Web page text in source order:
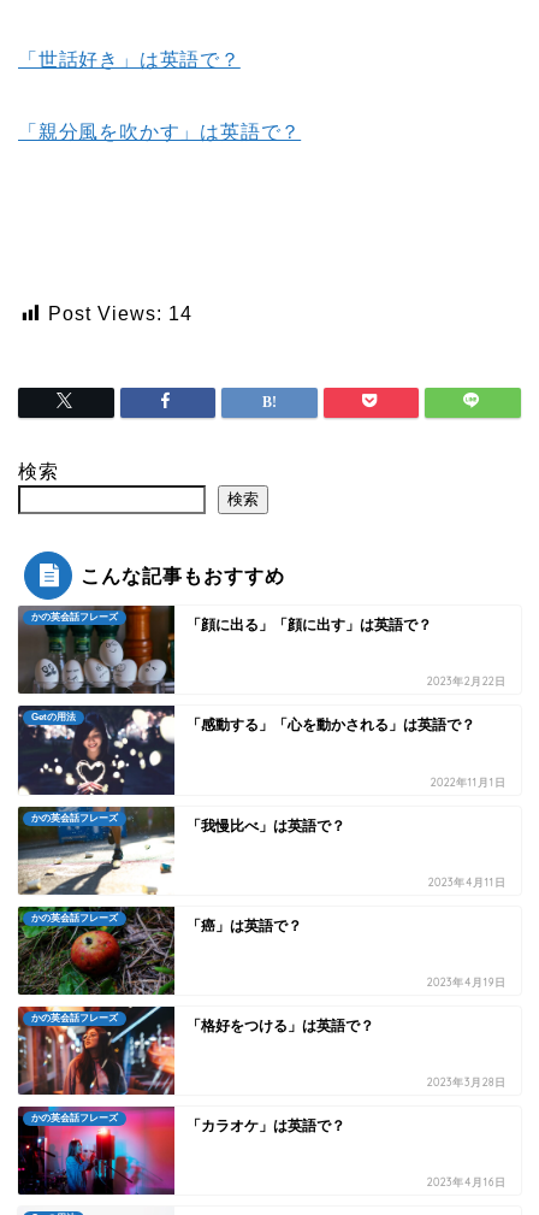
「世話好き」は英語で？
「親分風を吹かす」は英語で？
Post Views: 14
検索
検索
こんな記事もおすすめ
かの英会話フレーズ 「顔に出る」「顔に出す」は英語で？
2023年2月22日
Getの用法 「感動する」「心を動かされる」は英語で？
2022年11月1日
かの英会話フレーズ 「我慢比べ」は英語で？
2023年4月11日
かの英会話フレーズ 「癌」は英語で？
2023年4月19日
かの英会話フレーズ 「格好をつける」は英語で？
2023年3月28日
かの英会話フレーズ 「カラオケ」は英語で？
2023年4月16日